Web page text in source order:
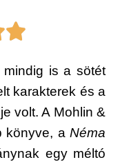
is a sötét
karakterek és a
volt. A Mohlin &
könyve, a Néma
egy méltó